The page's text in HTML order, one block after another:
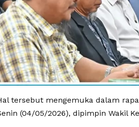
tersebut mengemuka dalam
(04/05/2026), dipimpin Wakil